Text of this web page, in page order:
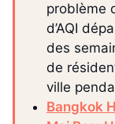
problème
d’AQI
des
de
ville
Bangkok